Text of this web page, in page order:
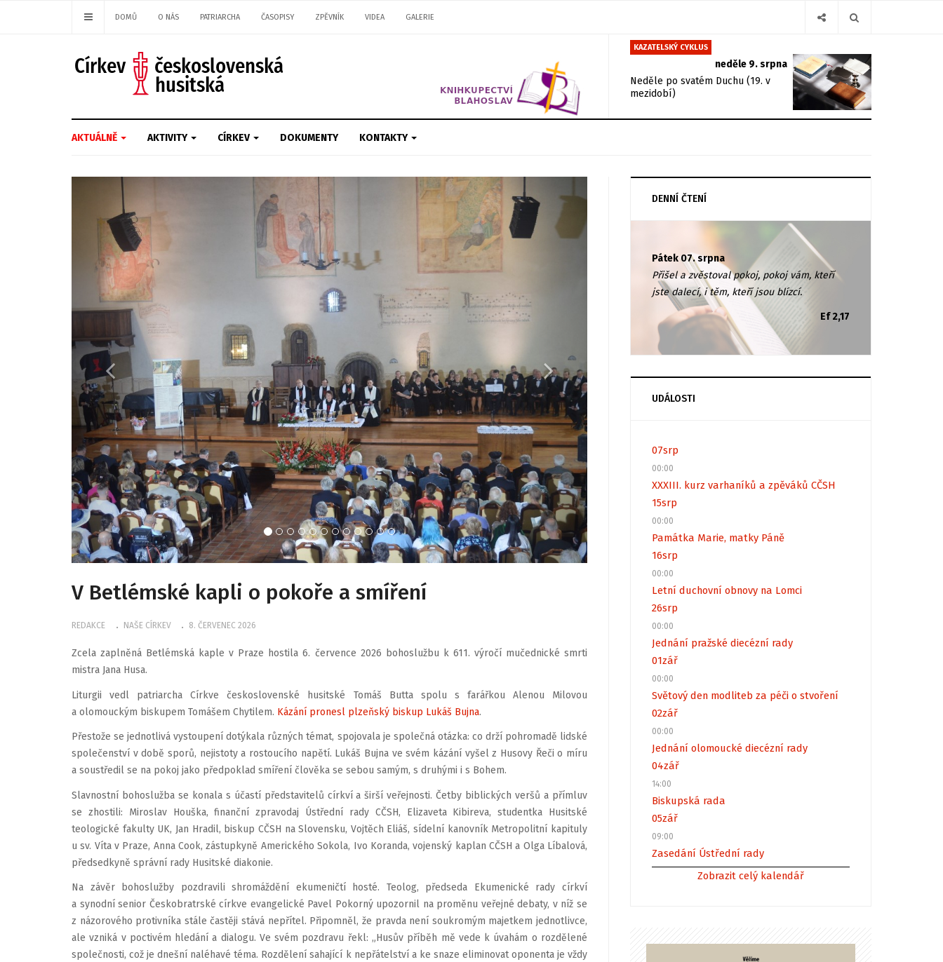
DOMŮ O NÁS PATRIARCHA ČASOPISY ZPĚVNÍK VIDEA GALERIE
KAZATELSKÝ CYKLUS
neděle 9. srpna
Neděle po svatém Duchu (19. v
mezidobí)
AKTUÁLNĚ AKTIVITY CÍRKEV DOKUMENTY KONTAKTY
Previous
V Betlémské kapli o pokoře a smíření
REDAKCE NAŠE CÍRKEV 8. ČERVENEC 2026
Zcela zaplněná Betlémská kaple v Praze hostila 6. července 2026 bohoslužbu k 611. výročí mučednické smrti
mistra Jana Husa.
Liturgii vedl patriarcha Církve československé husitské Tomáš Butta spolu s farářkou Alenou Milovou
a olomouckým biskupem Tomášem Chytilem. Kázání pronesl plzeňský biskup Lukáš Bujna.
Přestože se jednotlivá vystoupení dotýkala různých témat, spojovala je společná otázka: co drží pohromadě lidské
společenství v době sporů, nejistoty a rostoucího napětí. Lukáš Bujna ve svém kázání vyšel z Husovy Řeči o míru
a soustředil se na pokoj jako předpoklad smíření člověka se sebou samým, s druhými i s Bohem.
Slavnostní bohoslužba se konala s účastí představitelů církví a širší veřejnosti. Četby biblických veršů a přímluv
se zhostili: Miroslav Houška, finanční zpravodaj Ústřední rady CČSH, Elizaveta Kibireva, studentka Husitské
teologické fakulty UK, Jan Hradil, biskup CČSH na Slovensku, Vojtěch Eliáš, sídelní kanovník Metropolitní kapituly
u sv. Víta v Praze, Anna Cook, zástupkyně Amerického Sokola, Ivo Koranda, vojenský kaplan CČSH a Olga Líbalová,
předsedkyně správní rady Husitské diakonie.
Na závěr bohoslužby pozdravili shromáždění ekumeničtí hosté. Teolog, předseda Ekumenické rady církví
a synodní senior Českobratrské církve evangelické Pavel Pokorný upozornil na proměnu veřejné debaty, v níž se
z názorového protivníka stále častěji stává nepřítel. Připomněl, že pravda není soukromým majetkem jednotlivce,
ale vzniká v poctivém hledání a dialogu. Ve svém pozdravu řekl: „Husův příběh mě vede k úvahám o rozdělené
společnosti, což je dnešní naléhavé téma. Rozdělení sahající k nepřátelství a ke snaze eliminovat oponenta je vždy
DENNÍ ČTENÍ
Pátek 07. srpna
Přišel a zvěstoval pokoj, pokoj vám, kteří
jste dalecí, i těm, kteří jsou blízcí.
Ef 2,17
UDÁLOSTI
07srp
00:00
XXXIII. kurz varhaníků a zpěváků CČSH
15srp
00:00
Památka Marie, matky Páně
16srp
00:00
Letní duchovní obnovy na Lomci
26srp
00:00
Jednání pražské diecézní rady
01zář
00:00
Světový den modliteb za péči o stvoření
02zář
00:00
Jednání olomoucké diecézní rady
04zář
14:00
Biskupská rada
05zář
09:00
Zasedání Ústřední rady
Zobrazit celý kalendář